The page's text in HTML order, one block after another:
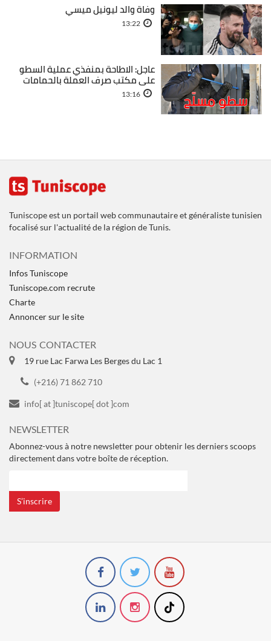
وفاة والد ليونيل ميسي
13:22
عاجل: الاطاحة بمنفذي عملية السطو
على مكتب صرف العملة بالحمامات
13:16
Tuniscope est un portail web communautaire et généraliste tunisien
focalisé sur l'actualité de la région de Tunis.
INFORMATION
Infos Tuniscope
Tuniscope.com recrute
Charte
Annoncer sur le site
NOUS CONTACTER
19 rue Lac Farwa Les Berges du Lac 1
(+216) 71 862 710
info[ at ]tuniscope[ dot ]com
NEWSLETTER
Abonnez-vous à notre newsletter pour obtenir les derniers scoops
directement dans votre boîte de réception.
S’inscrire